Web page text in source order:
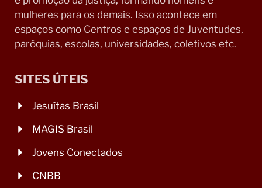
mulheres para os demais. Isso acontece em
espaços como Centros e espaços de Juventudes,
paróquias, escolas, universidades, coletivos etc.
SITES ÚTEIS
Jesuítas Brasil
MAGIS Brasil
Jovens Conectados
CNBB